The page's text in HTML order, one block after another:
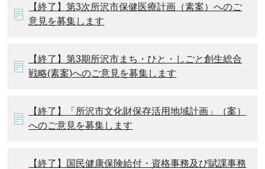
【終了】第3次所沢市保健医療計画（素案）へのご
意見を募集します
【終了】第3期所沢市まち・ひと・しごと創生総合
戦略(素案)へのご意見を募集します
【終了】「所沢市文化財保存活用地域計画」（案）
へのご意見を募集します
【終了】国民健康保険給付・資格事務及び賦課事務